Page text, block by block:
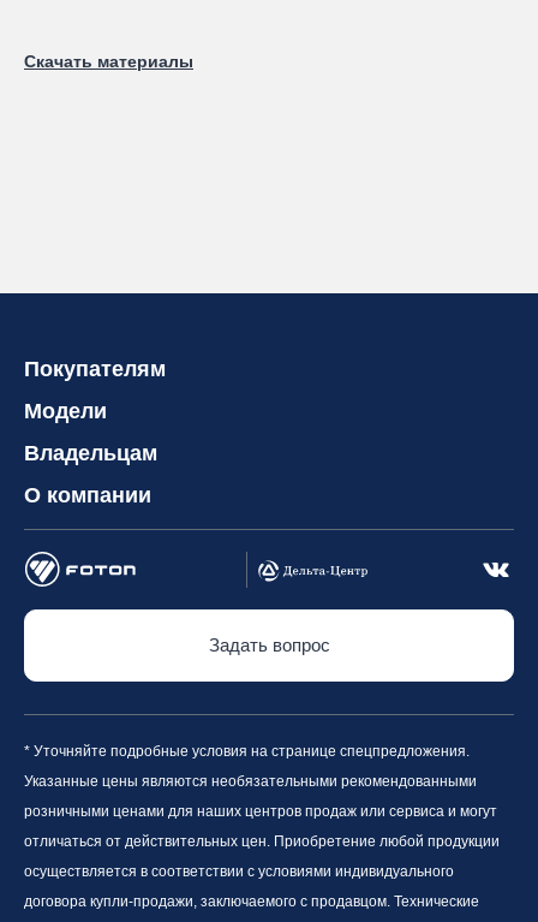
Скачать материалы
Покупателям
Модели
Владельцам
О компании
Задать вопрос
* Уточняйте подробные условия на странице спецпредложения.
Указанные цены являются необязательными рекомендованными
розничными ценами для наших центров продаж или сервиса и могут
отличаться от действительных цен. Приобретение любой продукции
осуществляется в соответствии с условиями индивидуального
договора купли-продажи, заключаемого с продавцом. Технические